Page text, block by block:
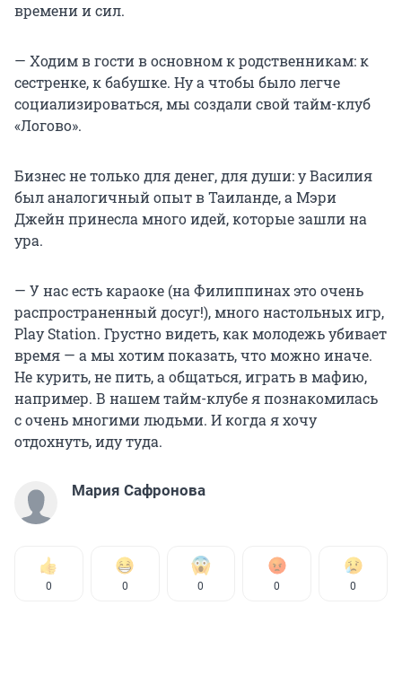
времени и сил.
— Ходим в гости в основном к родственникам: к
сестренке, к бабушке. Ну а чтобы было легче
социализироваться, мы создали свой тайм-клуб
«Логово».
Бизнес не только для денег, для души: у Василия
был аналогичный опыт в Таиланде, а Мэри
Джейн принесла много идей, которые зашли на
ура.
— У нас есть караоке (на Филиппинах это очень
распространенный досуг!), много настольных игр,
Play Station. Грустно видеть, как молодежь убивает
время — а мы хотим показать, что можно иначе.
Не курить, не пить, а общаться, играть в мафию,
например. В нашем тайм-клубе я познакомилась
с очень многими людьми. И когда я хочу
отдохнуть, иду туда.
Мария Сафронова
0 0 0 0 0